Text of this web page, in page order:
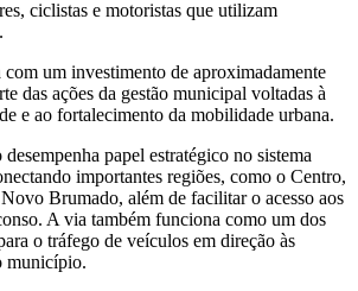
ciclistas e motoristas que utilizam
com um investimento de aproximadamente
das ações da gestão municipal voltadas à
e ao fortalecimento da mobilidade urbana.
papel estratégico no sistema
importantes regiões, como o Centro,
Brumado, além de facilitar o acesso aos
A via também funciona como um dos
o tráfego de veículos em direção às
município.